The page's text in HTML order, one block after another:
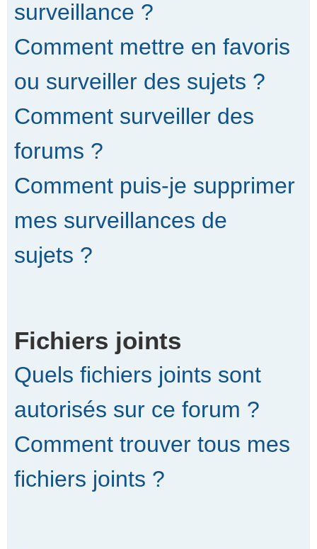
surveillance ?
Comment mettre en favoris
ou surveiller des sujets ?
Comment surveiller des
forums ?
Comment puis-je supprimer
mes surveillances de
sujets ?
Fichiers joints
Quels fichiers joints sont
autorisés sur ce forum ?
Comment trouver tous mes
fichiers joints ?